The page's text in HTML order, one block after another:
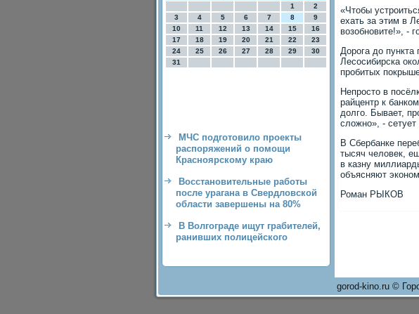
1
2
3
4 5 6 7 8
9
10
11 12 13 14 15
16
17
18 19 20 21 22
23
24
25 26 27 28 29
30
31
МЧС подготовило проекты
распоряжений о помощи
Красноярскому краю
Восстановительные работы
после урагана в Свердловской
области завершены на 80%
В Волгограде ищут грабителей,
ранивших полицейского
«Чтобы
ехать за этим в
возобновите!», -
Дорога до
Лесосибирска
пробитых
Непросто в
райцентр к
долго. Бывает,
сложно», -
В Сбербанке
тысяч человек,
в казну
объясняют
Роман РЫКОВ
gorod-kino.ru ©